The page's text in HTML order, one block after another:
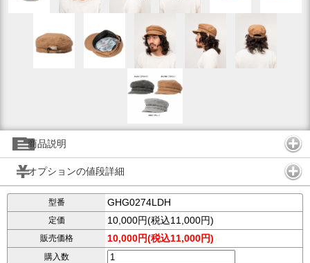
商品説明
オプションの値段詳細
型番 GHG0274LDH
定価 10,000円(税込11,000円)
販売価格 10,000円(税込11,000円)
購入数